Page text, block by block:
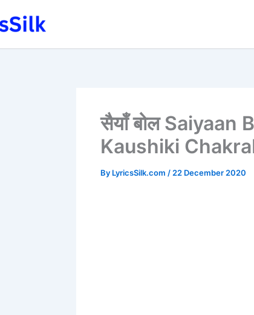
सैयाँ बोल Saiyaan
Kaushiki
By LyricsSilk.com / 22 December 2020